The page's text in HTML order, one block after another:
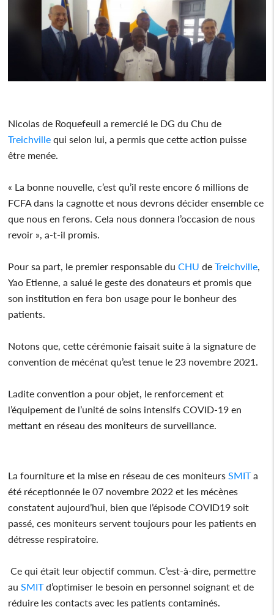
Nicolas de Roquefeuil a remercié le DG du Chu de
Treichville qui selon lui, a permis que cette action puisse
être menée.
« La bonne nouvelle, c’est qu’il reste encore 6 millions de
FCFA dans la cagnotte et nous devrons décider ensemble ce
que nous en ferons. Cela nous donnera l’occasion de nous
revoir », a-t-il promis.
Pour sa part, le premier responsable duCHU deTreichville
Yao Etienne, a salué le geste des donateurs et promis que
son institution en fera bon usage pour le bonheur des
patients.
Notons que, cette cérémonie faisait suite à la signature de
convention de mécénat qu’est tenue le 23 novembre 2021.
Ladite convention a pour objet, le renforcement et
l’équipement de l’unité de soins intensifs COVID-19 en
mettant en réseau des moniteurs de surveillance.
La fourniture et la mise en réseau de ces moniteurs SMITa
été réceptionnée le 07 novembre 2022 et les mécènes
constatent aujourd’hui, bien que l’épisode COVID19 soit
passé, ces moniteurs servent toujours pour les patients en
détresse respiratoire.
Ce qui était leur objectif commun. C’est-à-dire, permettre
au SMITd’optimiser le besoin en personnel soignant et de
réduire les contacts avec les patients contaminés.